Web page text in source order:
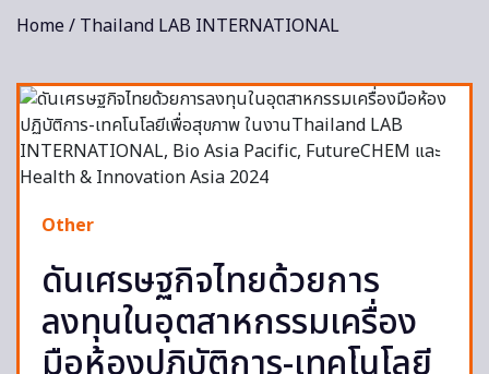
Home/ Thailand LAB INTERNATIONAL
Other
ดันเศรษฐกิจไทยด้วยการ
ลงทุนในอุตสาหกรรมเครื่อง